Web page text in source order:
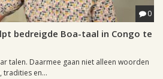
0
bedreigde Boa-taal in Congo te
talen. Daarmee gaan niet alleen woorden
tradities en...